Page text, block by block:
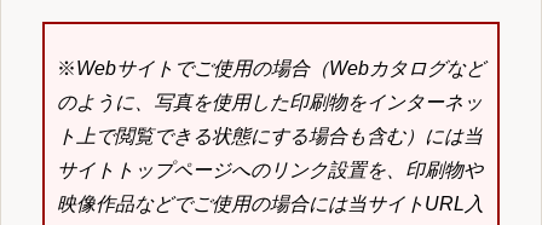
※Webサイトでご使用の場合（Webカタログなど
のように、写真を使用した印刷物をインターネッ
ト上で閲覧できる状態にする場合も含む）には当
サイトトップページへのリンク設置を、印刷物や
映像作品などでご使用の場合には当サイトURL入